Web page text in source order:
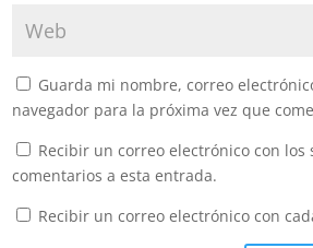
Guarda mi nombre, correo
navegador para la próxima vez que
Recibir un correo electrónico con los
comentarios a esta entrada.
Recibir un correo electrónico con